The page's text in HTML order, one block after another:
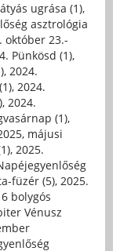
ugrása (1),
asztrológia
október 23.-
Pünkösd (1),
, 2024.
, 2024.
, 2024.
(1),
májusi
, 2025.
füzér (5), 2025.
bolygós
Vénusz